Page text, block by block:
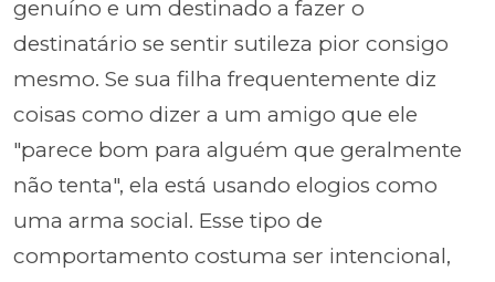
genuíno e um destinado a fazer o
destinatário se sentir sutileza pior consigo
mesmo. Se sua filha frequentemente diz
coisas como dizer a um amigo que ele
"parece bom para alguém que geralmente
não tenta", ela está usando elogios como
uma arma social. Esse tipo de
comportamento costuma ser intencional,